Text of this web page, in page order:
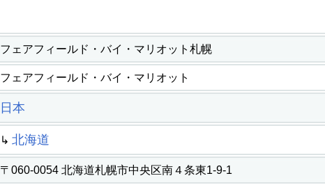
フェアフィールド・バイ・マリオット札幌
フェアフィールド・バイ・マリオット
日本
↳ 北海道
〒060-0054 北海道札幌市中央区南４条東1-9-1